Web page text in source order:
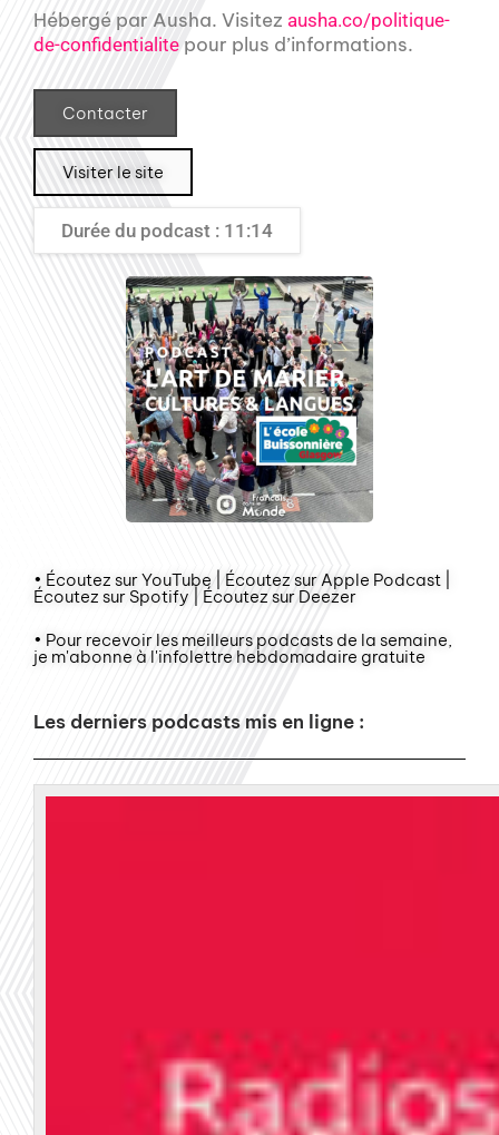
Hébergé par Ausha. Visitez ausha.co/politique-
de-confidentialite pour plus d’informations.
Contacter
Visiter le site
Durée du podcast : 11:14
• Écoutez sur YouTube | Écoutez sur Apple Podcast |
Écoutez sur Spotify | Écoutez sur Deezer
• Pour recevoir les meilleurs podcasts de la semaine,
je m'abonne à l'infolettre hebdomadaire gratuite
Les derniers podcasts mis en ligne :